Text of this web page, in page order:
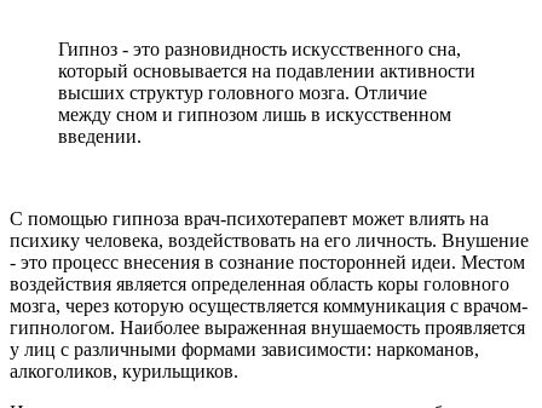
Гипноз - это разновидность искусственного сна,
который основывается на подавлении активности
высших структур головного мозга. Отличие
между сном и гипнозом лишь в искусственном
введении.
С помощью гипноза врач-психотерапевт может влиять на
психику человека, воздействовать на его личность. Внушение
- это процесс внесения в сознание посторонней идеи. Местом
воздействия является определенная область коры головного
мозга, через которую осуществляется коммуникация с врачом-
гипнологом. Наиболее выраженная внушаемость проявляется
у лиц с различными формами зависимости: наркоманов,
алкоголиков, курильщиков.